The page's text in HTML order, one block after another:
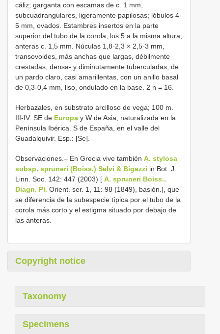
cáliz; garganta con escamas de c. 1 mm,
subcuadrangulares, ligeramente papilosas; lóbulos 4-
5 mm, ovados. Estambres insertos en la parte
superior del tubo de la corola, los 5 a la misma altura;
anteras c. 1,5 mm. Núculas 1,8-2,3 × 2,5-3 mm,
transovoides, más anchas que largas, débilmente
crestadas, densa- y diminutamente tuberculadas, de
un pardo claro, casi amarillentas, con un anillo basal
de 0,3-0,4 mm, liso, ondulado en la base. 2 n = 16.
Herbazales, en substrato arcilloso de vega; 100 m.
III-IV. SE de Europa y W de Asia; naturalizada en la
Península Ibérica. S de España, en el valle del
Guadalquivir. Esp.: [Se].
Observaciones.– En Grecia vive también A. stylosa
subsp. spruneri (Boiss.) Selvi & Bigazzi in Bot. J.
Linn. Soc. 142: 447 (2003) [ A. spruneri Boiss.,
Diagn. Pl. Orient. ser. 1, 11: 98 (1849), basión.], que
se diferencia de la subespecie típica por el tubo de la
corola más corto y el estigma situado por debajo de
las anteras.
Copyright notice
Taxonomy
Specimens